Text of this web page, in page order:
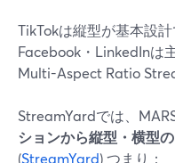
TikTokは縦型が基本設
Facebook・LinkedInは
Multi-Aspect Ratio
StreamYardでは、
ションから縦型・横型
(StreamYard) つまり：